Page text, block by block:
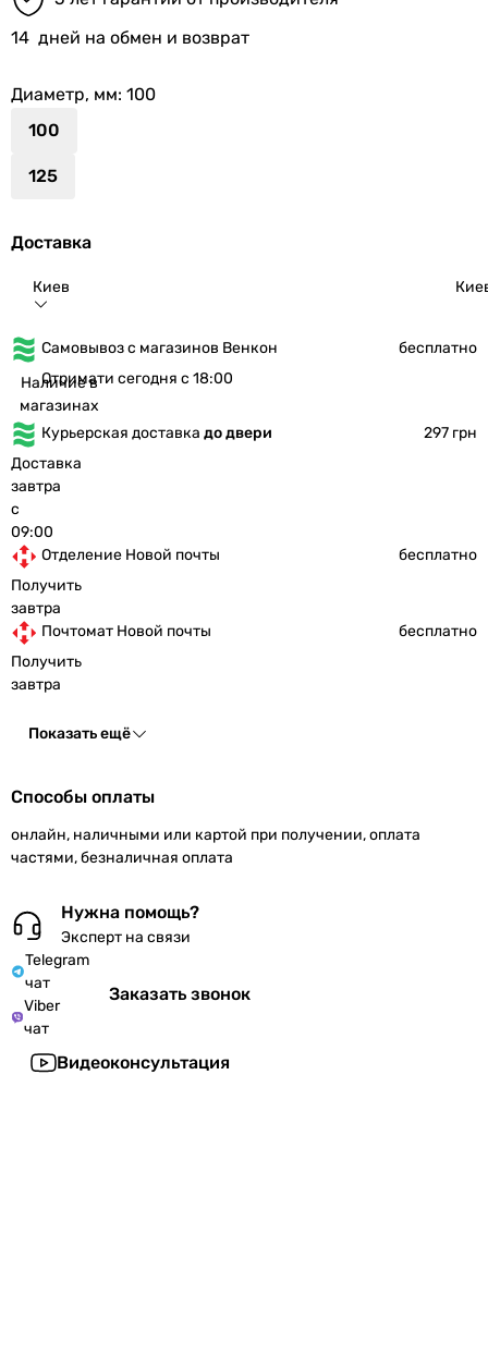
14 дней на обмен и возврат
Диаметр, мм: 100
100
125
Доставка
Киев
Самовывоз с магазинов Венкон
бесплатно
Наличие в
магазинах
Отримати сегодня с 18:00
Курьерская доставка до двери
297 грн
Доставка
завтра
с
09:00
Отделение Новой почты
бесплатно
Получить
завтра
Почтомат Новой почты
бесплатно
Получить
завтра
Показать ещё
Способы оплаты
онлайн, наличными или картой при получении, оплата
частями, безналичная оплата
Нужна помощь?
Эксперт на связи
Telegram
чат
Viber
чат
Заказать звонок
Видеоконсультация